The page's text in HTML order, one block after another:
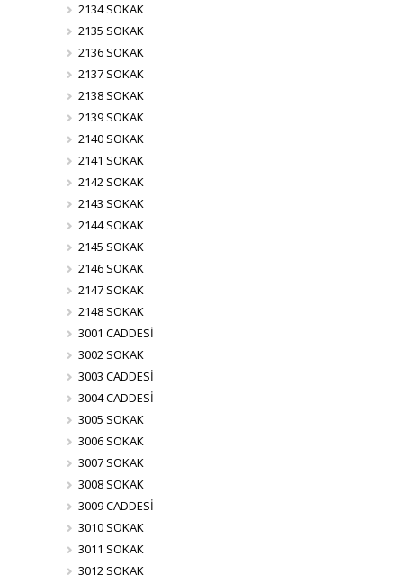
2134 SOKAK
2135 SOKAK
2136 SOKAK
2137 SOKAK
2138 SOKAK
2139 SOKAK
2140 SOKAK
2141 SOKAK
2142 SOKAK
2143 SOKAK
2144 SOKAK
2145 SOKAK
2146 SOKAK
2147 SOKAK
2148 SOKAK
3001 CADDESİ
3002 SOKAK
3003 CADDESİ
3004 CADDESİ
3005 SOKAK
3006 SOKAK
3007 SOKAK
3008 SOKAK
3009 CADDESİ
3010 SOKAK
3011 SOKAK
3012 SOKAK